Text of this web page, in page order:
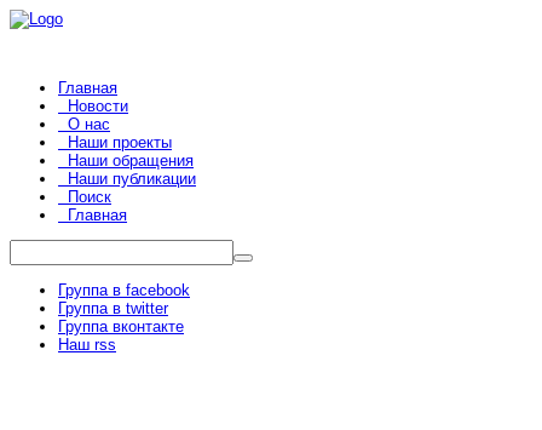
Главная
Новости
О нас
Наши проекты
Наши обращения
Наши публикации
Поиск
Главная
Группа в facebook
Группа в twitter
Группа вконтакте
Наш rss